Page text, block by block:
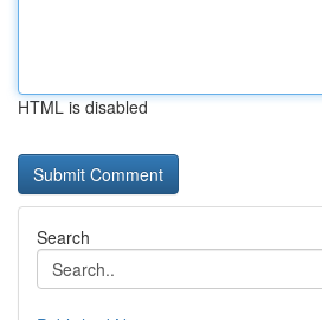
HTML is disabled
Search